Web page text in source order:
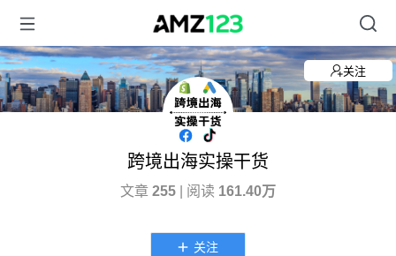
关注
跨境出海实操干货
文章 255 | 阅读 161.40万
关注